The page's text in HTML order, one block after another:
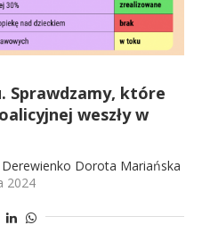
Sprawdzamy, które
weszły w
Dorota Mariańska
2024